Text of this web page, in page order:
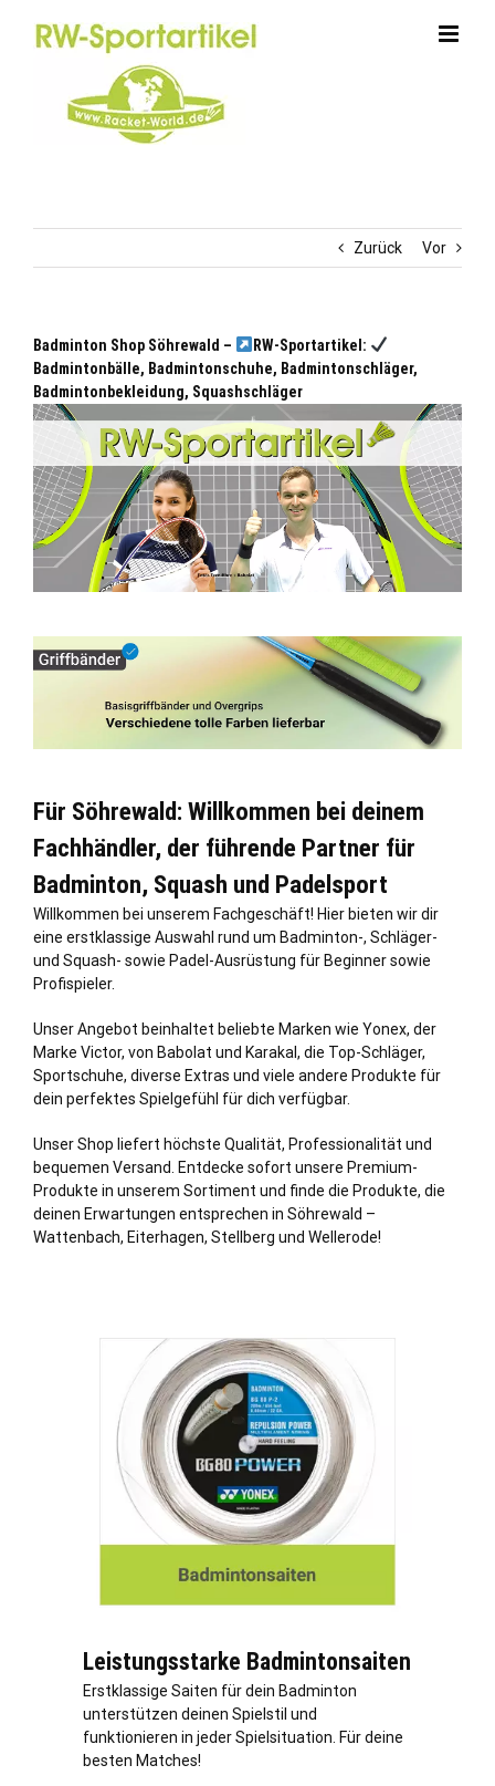
Zurück Vor
Badminton Shop Söhrewald –
RW-Sportartikel:
Badmintonbälle, Badmintonschuhe, Badmintonschläger,
Badmintonbekleidung, Squashschläger
Für Söhrewald: Willkommen bei deinem
Fachhändler, der führende Partner für
Badminton, Squash und Padelsport
Willkommen bei unserem Fachgeschäft! Hier bieten wir dir
eine erstklassige Auswahl rund um Badminton-, Schläger-
und Squash- sowie Padel-Ausrüstung für Beginner sowie
Profispieler.
Unser Angebot beinhaltet beliebte Marken wie Yonex, der
Marke Victor, von Babolat und Karakal, die Top-Schläger,
Sportschuhe, diverse Extras und viele andere Produkte für
dein perfektes Spielgefühl für dich verfügbar.
Unser Shop liefert höchste Qualität, Professionalität und
bequemen Versand. Entdecke sofort unsere Premium-
Produkte in unserem Sortiment und finde die Produkte, die
deinen Erwartungen entsprechen in Söhrewald –
Wattenbach, Eiterhagen, Stellberg und Wellerode!
Leistungsstarke Badmintonsaiten
Erstklassige Saiten für dein Badminton
unterstützen deinen Spielstil und
funktionieren in jeder Spielsituation. Für deine
besten Matches!